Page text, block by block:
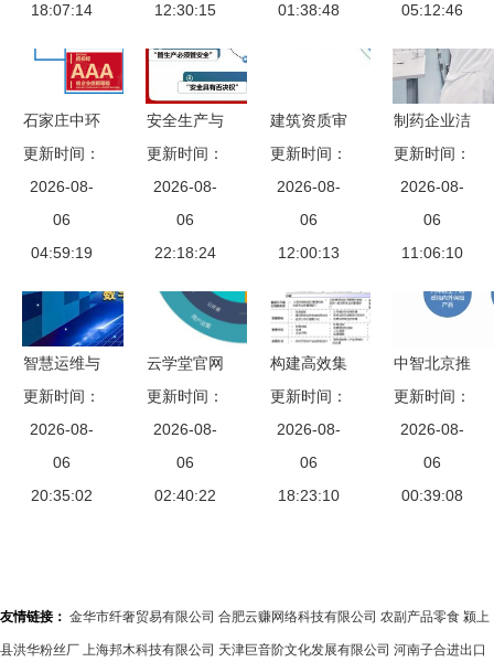
智囊
18:07:14
12:30:15
度中国企业
察
01:38:48
即将开启
05:12:46
石家庄中环
企业管理咨
询 助企业
扬帆起航的
参谋者
更新时间：
2026-08-
06
04:59:19
安全生产与
风险规避
企业干部管
理培训的关
键路径
更新时间：
2026-08-
06
22:18:24
建筑资质审
批流程与周
期详解
更新时间：
2026-08-
06
12:00:13
制药企业洁
净区霉菌控
制挑战与系
统性管理方
案
更新时间：
2026-08-
06
11:06:10
智慧运维与
绿色实践
从卫星总装
到城市治理
——上海市
深度解析
更新时间：
2026-08-
06
20:35:02
云学堂官网
全新改版升
级，以内容
生态为核心
构建企业服
更新时间：
2026-08-
06
02:40:22
构建高效集
团管控体系
企业管理咨
询的核心路
径
更新时间：
2026-08-
06
18:23:10
中智北京推
出白领健康
管理系列产
品，助力企
业关注员工
更新时间：
2026-08-
06
00:39:08
友情链接： 金华市纤奢贸易有限公司 合肥云赚网络科技有限公司 农副产品零食 颍上
县洪华粉丝厂 上海邦木科技有限公司 天津巨音阶文化发展有限公司 河南子合进出口